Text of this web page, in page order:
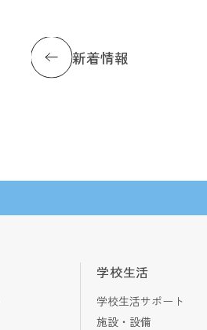
新着情報
学校生活
学校生活サポート
施設・設備